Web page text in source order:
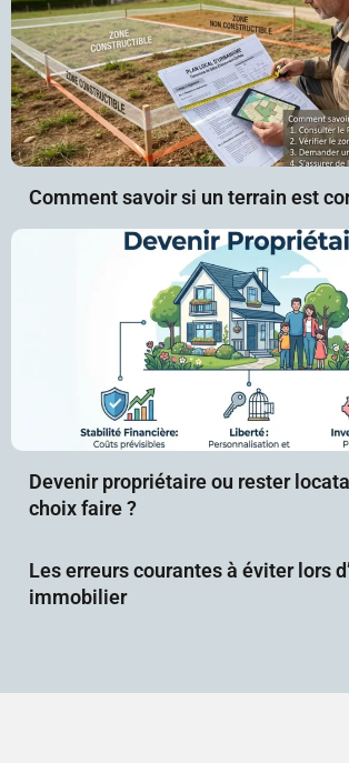
Comment savoir si un terrain est
Devenir propriétaire ou rester
choix faire ?
Les erreurs courantes à éviter lors
immobilier